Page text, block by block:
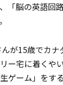
「脳の英語回
が15歳でカ
ー宅に着くや
ゲーム」をす